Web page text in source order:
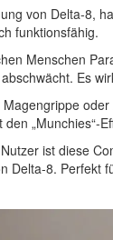
von Delta-8,
funktionsfähig.
Menschen
Es
„Munchies“-
ist diese
Delta-8. Perfekt